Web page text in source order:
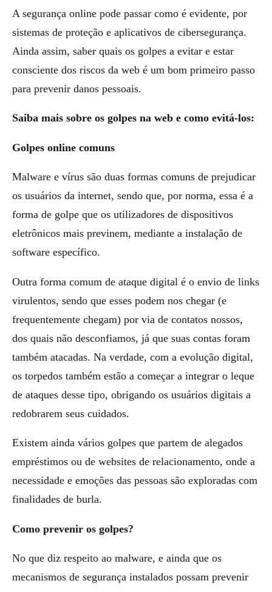
A segurança online pode passar como é evidente, por
sistemas de proteção e aplicativos de cibersegurança.
Ainda assim, saber quais os golpes a evitar e estar
consciente dos riscos da web é um bom primeiro passo
para prevenir danos pessoais.
Saiba mais sobre os golpes na web e como evitá-los:
Golpes online comuns
Malware e vírus são duas formas comuns de prejudicar
os usuários da internet, sendo que, por norma, essa é a
forma de golpe que os utilizadores de dispositivos
eletrônicos mais previnem, mediante a instalação de
software específico.
Outra forma comum de ataque digital é o envio de links
virulentos, sendo que esses podem nos chegar (e
frequentemente chegam) por via de contatos nossos,
dos quais não desconfiamos, já que suas contas foram
também atacadas. Na verdade, com a evolução digital,
os torpedos também estão a começar a integrar o leque
de ataques desse tipo, obrigando os usuários digitais a
redobrarem seus cuidados.
Existem ainda vários golpes que partem de alegados
empréstimos ou de websites de relacionamento, onde a
necessidade e emoções das pessoas são exploradas com
finalidades de burla.
Como prevenir os golpes?
No que diz respeito ao malware, e ainda que os
mecanismos de segurança instalados possam prevenir